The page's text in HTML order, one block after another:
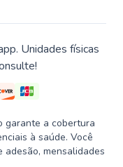
Unidades físicas
garante a cobertura
à saúde. Você
adesão, mensalidades